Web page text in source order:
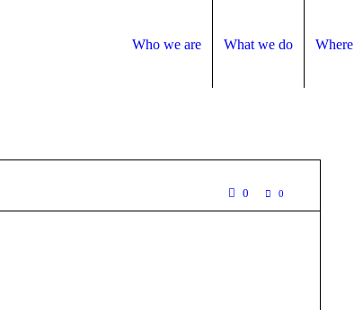
Who we are What we do Where
0 0